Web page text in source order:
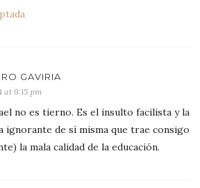
GAVIRIA
at 9:15 pm
no es tierno. Es el insulto facilista y la
ignorante de sí misma que trae consigo
la mala calidad de la educación.